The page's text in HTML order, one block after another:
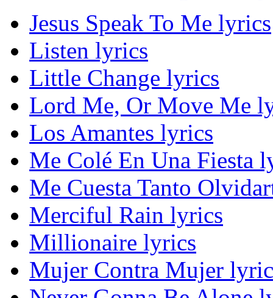
Jesus Speak To Me lyrics
Listen lyrics
Little Change lyrics
Lord Me, Or Move Me
Los Amantes lyrics
Me Colé En Una Fiesta
Me Cuesta Tanto
Merciful Rain lyrics
Millionaire lyrics
Mujer Contra Mujer